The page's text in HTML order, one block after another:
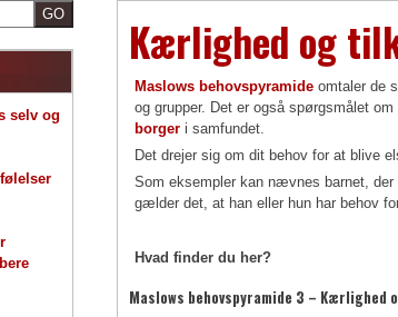
Kærlighed og
Maslows behovspyramide omtaler de
og grupper. Det er også spørgsmålet
borger i samfundet.
Det drejer sig om dit behov for at blive
Som eksempler kan nævnes barnet,
gælder det, at han eller hun har behov
Hvad finder du her?
Maslows behovspyramide 3 –
selv og